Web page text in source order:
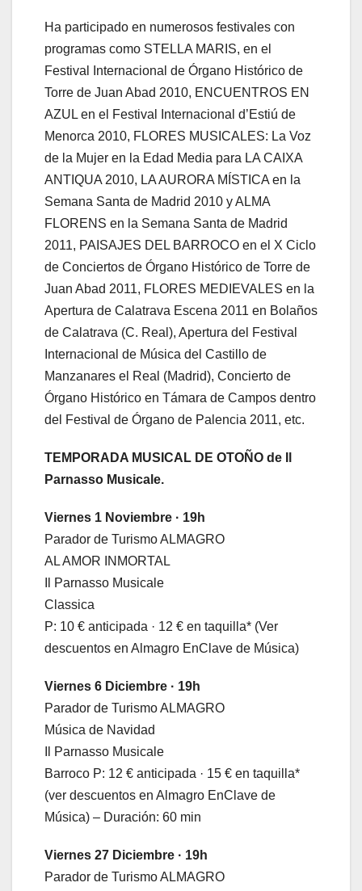
Ha participado en numerosos festivales con
programas como STELLA MARIS, en el
Festival Internacional de Órgano Histórico de
Torre de Juan Abad 2010, ENCUENTROS EN
AZUL en el Festival Internacional d’Estiú de
Menorca 2010, FLORES MUSICALES: La Voz
de la Mujer en la Edad Media para LA CAIXA
ANTIQUA 2010, LA AURORA MÍSTICA en la
Semana Santa de Madrid 2010 y ALMA
FLORENS en la Semana Santa de Madrid
2011, PAISAJES DEL BARROCO en el X Ciclo
de Conciertos de Órgano Histórico de Torre de
Juan Abad 2011, FLORES MEDIEVALES en la
Apertura de Calatrava Escena 2011 en Bolaños
de Calatrava (C. Real), Apertura del Festival
Internacional de Música del Castillo de
Manzanares el Real (Madrid), Concierto de
Órgano Histórico en Támara de Campos dentro
del Festival de Órgano de Palencia 2011, etc.
TEMPORADA MUSICAL DE OTOÑO de Il
Parnasso Musicale.
Viernes 1 Noviembre · 19h
Parador de Turismo ALMAGRO
AL AMOR INMORTAL
Il Parnasso Musicale
Classica
P: 10 € anticipada · 12 € en taquilla* (Ver
descuentos en Almagro EnClave de Música)
Viernes 6 Diciembre · 19h
Parador de Turismo ALMAGRO
Música de Navidad
Il Parnasso Musicale
Barroco P: 12 € anticipada · 15 € en taquilla*
(ver descuentos en Almagro EnClave de
Música) – Duración: 60 min
Viernes 27 Diciembre · 19h
Parador de Turismo ALMAGRO